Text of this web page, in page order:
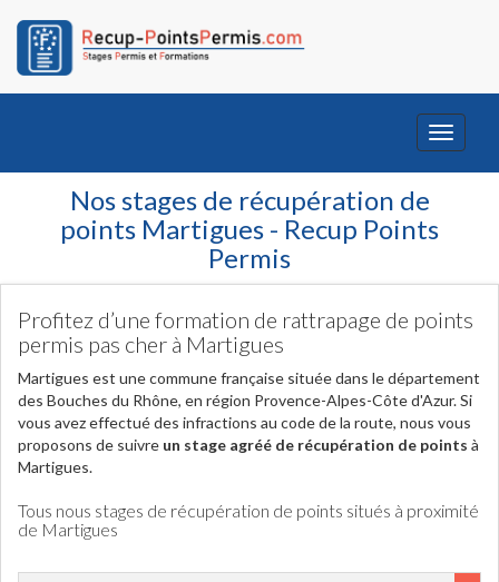
Toggle
Nos stages de récupération de
points Martigues - Recup Points
Permis
Profitez d’une formation de rattrapage de points
permis pas cher à Martigues
Martigues est une commune française située dans le département
des Bouches du Rhône, en région Provence-Alpes-Côte d'Azur. Si
vous avez effectué des infractions au code de la route, nous vous
proposons de suivre un stage agréé de récupération de points à
Martigues.
Tous nous stages de récupération de points situés à proximité
de Martigues